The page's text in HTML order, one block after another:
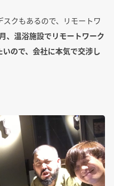
クもあるので、リモートワ
月、温浴施設でリモートワーク
ので、会社に本気で交渉し